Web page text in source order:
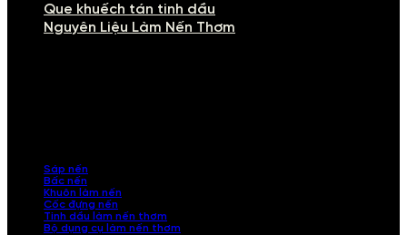
Que khuếch tán tinh dầu
Nguyên Liệu Làm Nến Thơm
Sáp nến
Bấc nến
Khuôn làm nến
Cốc đựng nến
Tinh dầu làm nến thơm
Bộ dụng cụ làm nến thơm